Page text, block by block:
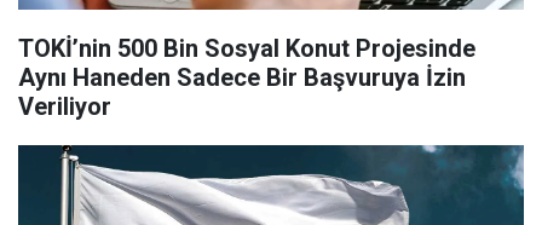
TOKİ’nin 500 Bin Sosyal Konut Projesinde
Aynı Haneden Sadece Bir Başvuruya İzin
Veriliyor